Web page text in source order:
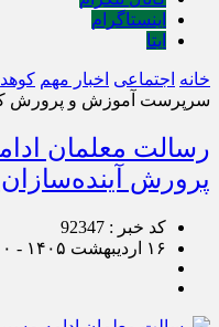
اینستاگرام
ایتا
خانه اجتماعی اخبار مهم
سرپرست آموزش و پرورش
رسالت معلمان
پرورش
کد خبر : 92347
۱۶ اردیبهشت ۱۴۰۵ - ۱۲:۱۰